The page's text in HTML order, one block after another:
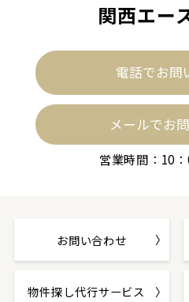
関西エー
電話でお問
メールでお
営業時間：10
お問い合わせ
物件探し代行サービス